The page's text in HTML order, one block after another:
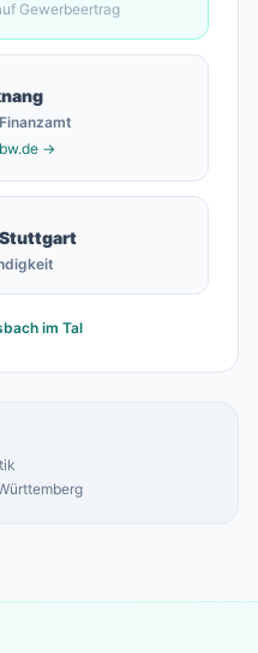
Gewerbeertrag
→
Stuttgart
im Tal